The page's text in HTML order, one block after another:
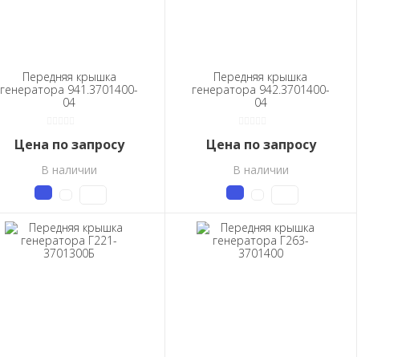
Передняя крышка
генератора 941.3701400-
04
Цена по запросу
В наличии
Передняя крышка
генератора 942.3701400-
04
Цена по запросу
В наличии